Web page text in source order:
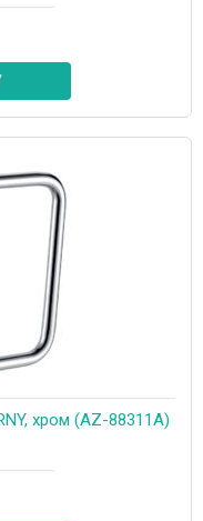
хром (AZ-88311A)